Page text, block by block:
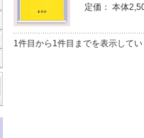
定価： 本体
1件目から1件目までを表示して